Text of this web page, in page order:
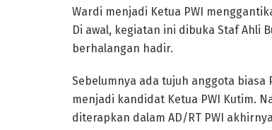
Wardi menjadi Ketua PWI
Di awal, kegiatan ini dibuka Staf Ahli
berhalangan hadir.
Sebelumnya ada tujuh anggota biasa
menjadi kandidat Ketua PWI Kutim.
diterapkan dalam AD/RT PWI